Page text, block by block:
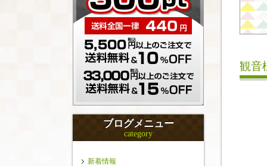
観音
ブログメニュー
category
新着情報